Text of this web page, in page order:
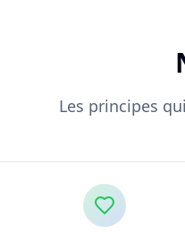
Les principes